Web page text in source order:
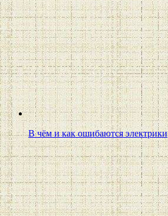
В чём и как ошибаются электрики